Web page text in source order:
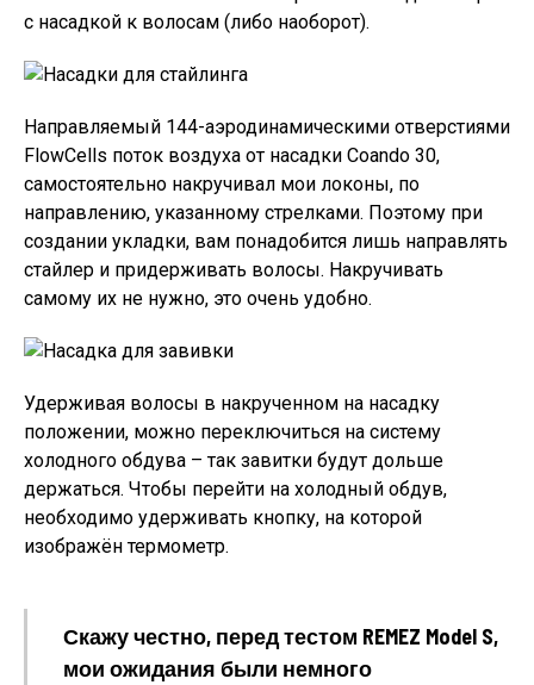
с насадкой к волосам (либо наоборот).
Направляемый 144-аэродинамическими отверстиями
FlowCells поток воздуха от насадки Coando 30,
самостоятельно накручивал мои локоны, по
направлению, указанному стрелками. Поэтому при
создании укладки, вам понадобится лишь направлять
стайлер и придерживать волосы. Накручивать
самому их не нужно, это очень удобно.
Удерживая волосы в накрученном на насадку
положении, можно переключиться на систему
холодного обдува – так завитки будут дольше
держаться. Чтобы перейти на холодный обдув,
необходимо удерживать кнопку, на которой
изображён термометр.
Скажу честно, перед тестом REMEZ Model S,
мои ожидания были немного